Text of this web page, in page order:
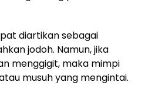
diartikan sebagai
jodoh. Namun, jika
menggigit, maka mimpi
musuh yang mengintai.